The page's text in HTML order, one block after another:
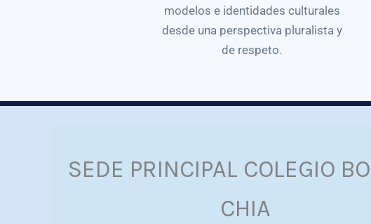
modelos e identidades culturales
desde una perspectiva pluralista y
de respeto.
SEDE PRINCIPAL COLEGIO
CHIA